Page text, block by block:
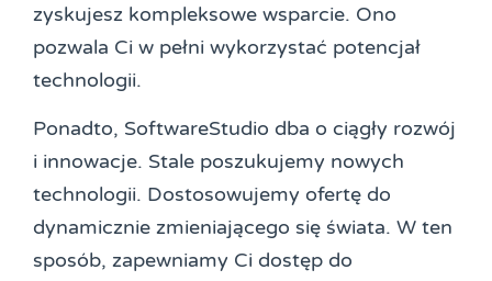
zyskujesz kompleksowe wsparcie. Ono
pozwala Ci w pełni wykorzystać potencjał
technologii.
Ponadto, SoftwareStudio dba o ciągły rozwój
i innowacje. Stale poszukujemy nowych
technologii. Dostosowujemy ofertę do
dynamicznie zmieniającego się świata. W ten
sposób, zapewniamy Ci dostęp do